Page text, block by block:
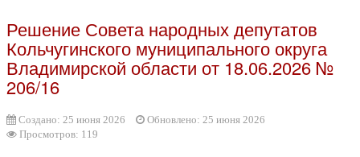
Решение Совета народных депутатов
Кольчугинского муниципального округа
Владимирской области от 18.06.2026 №
206/16
Создано: 25 июня 2026
Обновлено: 25 июня 2026
Просмотров: 119